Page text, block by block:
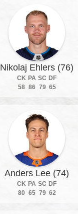
Nikolaj Ehlers (76)
CK PA SC DF
58 86 79 65
Anders Lee (74)
CK PA SC DF
80 65 79 62